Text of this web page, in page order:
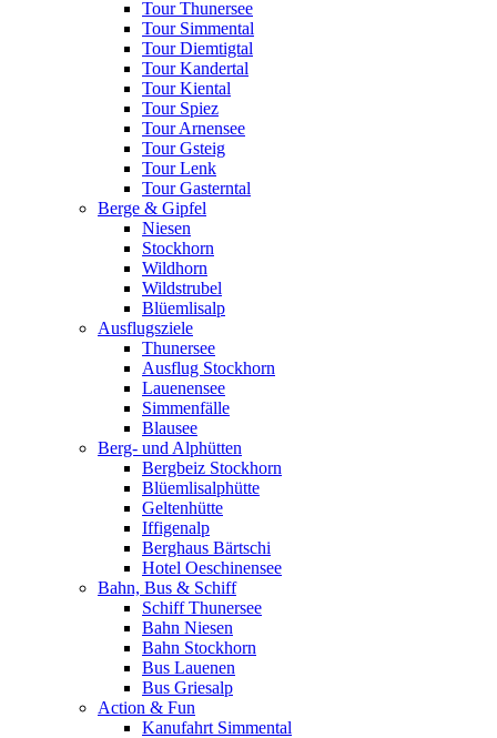
Tour Thunersee
Tour Simmental
Tour Diemtigtal
Tour Kandertal
Tour Kiental
Tour Spiez
Tour Arnensee
Tour Gsteig
Tour Lenk
Tour Gasterntal
Berge & Gipfel
Niesen
Stockhorn
Wildhorn
Wildstrubel
Blüemlisalp
Ausflugsziele
Thunersee
Ausflug Stockhorn
Lauenensee
Simmenfälle
Blausee
Berg- und Alphütten
Bergbeiz Stockhorn
Blüemlisalphütte
Geltenhütte
Iffigenalp
Berghaus Bärtschi
Hotel Oeschinensee
Bahn, Bus & Schiff
Schiff Thunersee
Bahn Niesen
Bahn Stockhorn
Bus Lauenen
Bus Griesalp
Action & Fun
Kanufahrt Simmental